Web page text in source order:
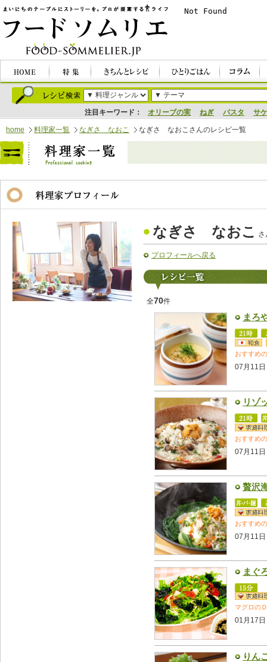
注目キーワード： オリーブの実 ねぎ パスタ サケ
home 料理家一覧 なぎさ なおこ なぎさ なおこさんのレシピ一覧
なぎさ なおこ さ
プロフィールへ戻る
全70件
まろ
おすすめ
07月11日
リゾ
おすすめ
07月11日
贅沢
おすすめ
07月11日
まぐ
マグロの
01月17日
りん